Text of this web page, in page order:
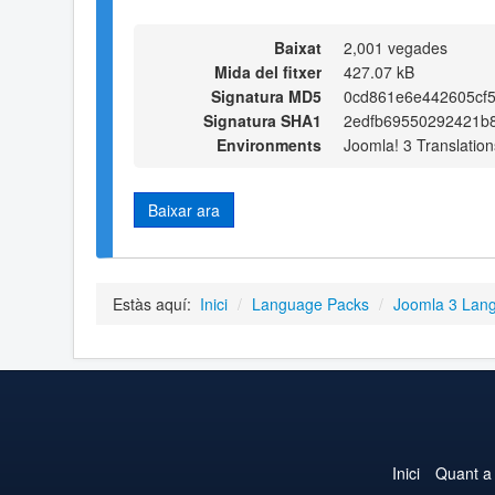
Baixat
2,001 vegades
Mida del fitxer
427.07 kB
Signatura MD5
Signatura SHA1
Environments
Joomla! 3
Baixar ara
Estàs aquí: Inici / Language Packs / Joomla 3
Inici Quant a